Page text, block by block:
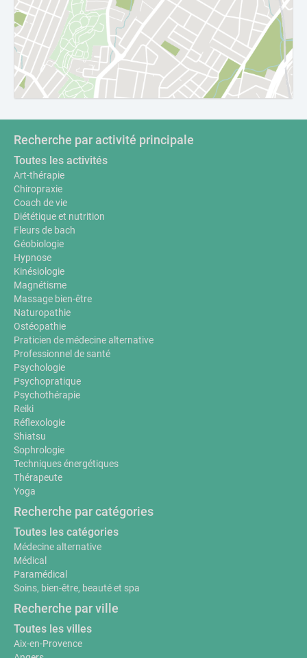
Recherche par activité principale
Toutes les activités
Art-thérapie
Chiropraxie
Coach de vie
Diététique et nutrition
Fleurs de bach
Géobiologie
Hypnose
Kinésiologie
Magnétisme
Massage bien-être
Naturopathie
Ostéopathie
Praticien de médecine alternative
Professionnel de santé
Psychologie
Psychopratique
Psychothérapie
Reiki
Réflexologie
Shiatsu
Sophrologie
Techniques énergétiques
Thérapeute
Yoga
Recherche par catégories
Toutes les catégories
Médecine alternative
Médical
Paramédical
Soins, bien-être, beauté et spa
Recherche par ville
Toutes les villes
Aix-en-Provence